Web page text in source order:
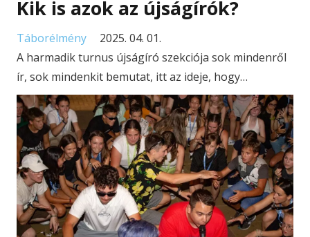
Kik is azok az újságírók?
Táborélmény
2025. 04. 01.
A harmadik turnus újságíró szekciója sok mindenről
ír, sok mindenkit bemutat, itt az ideje, hogy…